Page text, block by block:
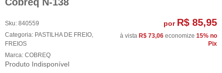
Sku: 840559
Categoria: PASTILHA DE FREIO,
FREIOS
Marca: COBREQ
Produto Indisponível
por R$ 85,95
à vista R$ 73,06 economize 15% no
Pix